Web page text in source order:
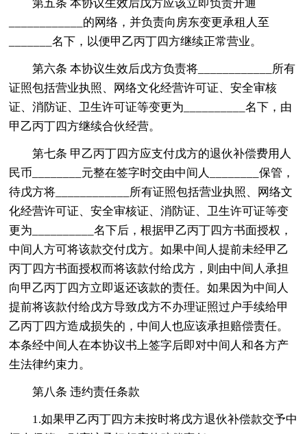
第五条 本协议生效后戊方应该立即负责开通
____________的网络，并负责向房东变更承租人至
_______名下，以便甲乙丙丁四方继续正常营业。
第六条 本协议生效后戊方负责将____________所有
证照包括营业执照、网络文化经营许可证、安全审核
证、消防证、卫生许可证等变更为__________名下，由
甲乙丙丁四方继续合伙经营。
第七条 甲乙丙丁四方应支付戊方的退伙补偿费用人
民币________元整在签字时交由中间人________保管，
待戊方将____________所有证照包括营业执照、网络文
化经营许可证、安全审核证、消防证、卫生许可证等变
更为__________名下后，根据甲乙丙丁四方书面授权，
中间人方可将该款交付戊方。如果中间人提前未经甲乙
丙丁四方书面授权而将该款付给戊方，则由中间人承担
向甲乙丙丁四方立即返还该款的责任。如果因为中间人
提前将该款付给戊方导致戊方不办理证照过户手续给甲
乙丙丁四方造成损失的，中间人也应该承担赔偿责任。
本条经中间人在本协议书上签字后即对中间人和各方产
生法律约束力。
第八条 违约责任条款
1.如果甲乙丙丁四方未按时将戊方退伙补偿款交予中